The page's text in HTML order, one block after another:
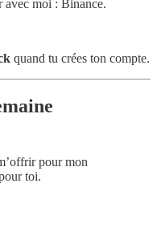
avec moi : Binance.
quand tu crées ton compte.
pour mon
toi.